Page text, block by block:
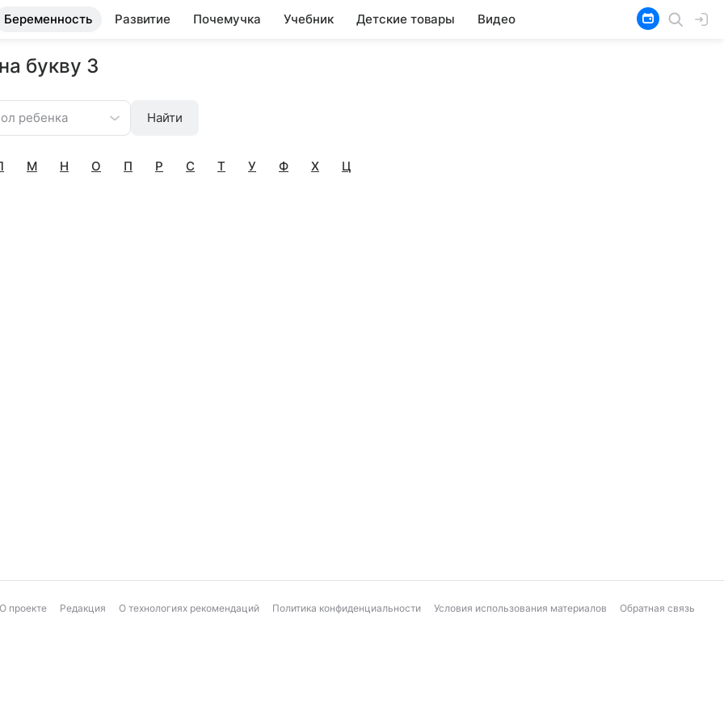
Беременность Развитие Почемучка Учебник Детские товары Видео
букву З
ребенка Найти
М Н О П Р С Т У Ф Х Ц
О проекте Редакция О технологиях рекомендаций Политика конфиденциальности Условия использования материалов Обратная связь